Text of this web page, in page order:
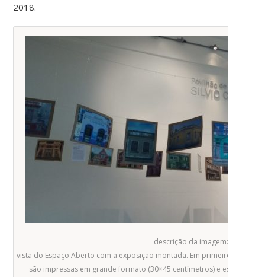
2018.
descrição da imagem:
vista do Espaço Aberto com a exposição montada. Em primeiro planos
são impressas em grande formato (30×45 centímetros) e estão